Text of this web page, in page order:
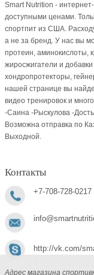
Smart Nutrition -
доступными ценами.
спортпит из США.
а не за бренд. У нас вы
протеин, аминокислоты,
жиросжигатели и
хондропротекторы,
нашей странице вы
видео тренировок и
-Саина -Рыскулова -
Возможна отправка по
Выходной.
Контакты
+7-708-728-0217
http://vk.com/
Адрес магазина